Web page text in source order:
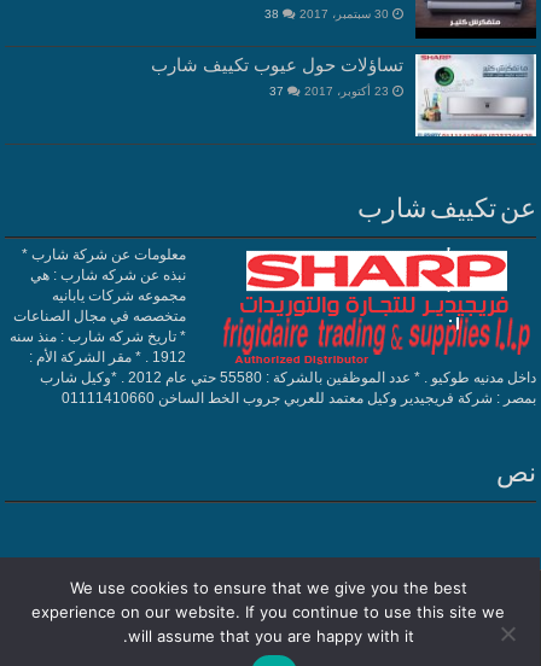
30 سبتمبر، 2017 38
تساؤلات حول عيوب تكييف شارب
23 أكتوبر، 2017 37
عن تكييف شارب
معلومات عن شركة شارب *
نبذه عن شركه شارب : هي
مجموعه شركات يابانيه
متخصصه في مجال الصناعات
* تاريخ شركه شارب : منذ سنه
1912 . * مقر الشركة الأم :
داخل مدنيه طوكيو . * عدد الموظفين بالشركة : 55580 حتي عام 2012 . *وكيل شارب
بمصر : شركة فريجيدير وكيل معتمد للعربي جروب الخط الساخن 01111410660
نص
Powered by تكييف شارب | Designed by فريجيدير
We use cookies to ensure that we give you the best
experience on our website. If you continue to use this site we
will assume that you are happy with it.